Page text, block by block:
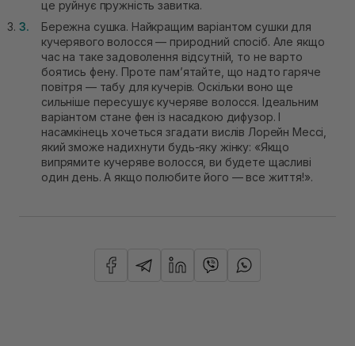
це руйнує пружність завитка.
Бережна сушка. Найкращим варіантом сушки для
кучерявого волосся — природний спосіб. Але якщо
час на таке задоволення відсутній, то не варто
боятись фену. Проте пам’ятайте, що надто гаряче
повітря — табу для кучерів. Оскільки воно ще
сильніше пересушує кучеряве волосся. Ідеальним
варіантом стане фен із насадкою дифузор. І
насамкінець хочеться згадати вислів Лорейн Мессі,
який зможе надихнути будь-яку жінку: «Якщо
випрямите кучеряве волосся, ви будете щасливі
один день. А якщо полюбите його — все життя!».